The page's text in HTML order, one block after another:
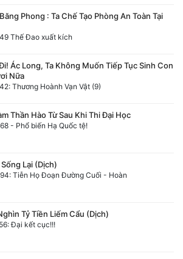
Phong : Ta Chế Tạo Phòng An Toàn Tại
Thế Đao xuất kích
Ác Long, Ta Không Muốn Tiếp Tục Sinh Con
Nữa
Thương Hoành Vạn Vật (9)
Thần Hào Từ Sau Khi Thi Đại Học
- Phổ biến Hạ Quốc tệ!
Lại (Dịch)
Tiễn Họ Đoạn Đường Cuối - Hoàn
Tỷ Tiền Liếm Cẩu (Dịch)
Đại kết cục!!!